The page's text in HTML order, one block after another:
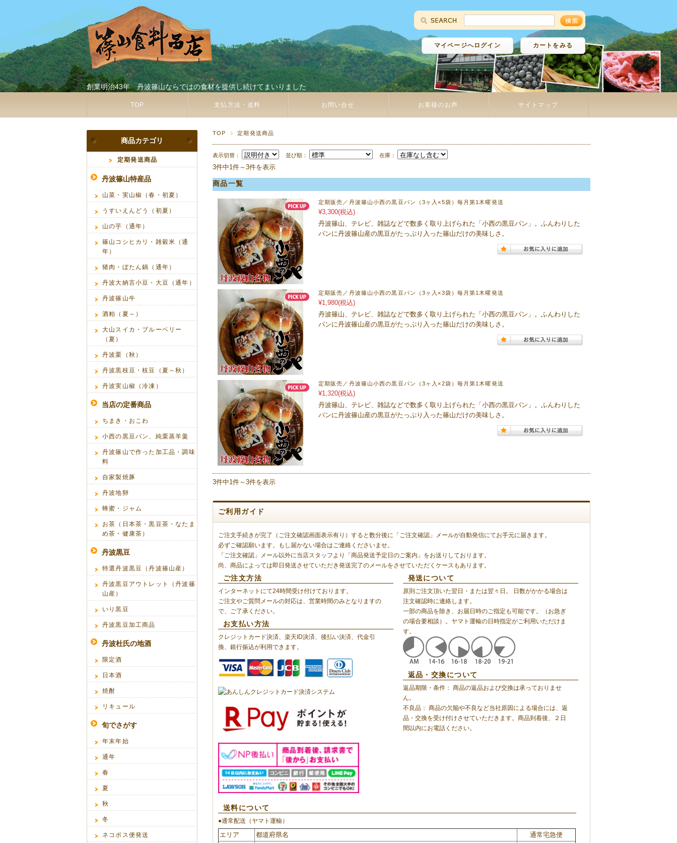
マイページへログイン カートをみる
創業明治43年 丹波篠山ならではの食材を提供し続けてまいりました
TOP 支払方法・送料 お問い合せ お客様のお声 サイトマップ
TOP 定期発送商品
表示切替： 並び順： 在庫：
3件中1件～3件を表示
商品一覧
定期販売／丹波篠山小西の黒豆パン（3ヶ入×5袋）毎月第1木曜発送
¥3,300(税込)
丹波篠山、テレビ、雑誌などで数多く取り上げられた「小西の黒豆パン」。ふんわりした
パンに丹波篠山産の黒豆がたっぷり入った篠山だけの美味しさ。
定期販売／丹波篠山小西の黒豆パン（3ヶ入×3袋）毎月第1木曜発送
¥1,980(税込)
丹波篠山、テレビ、雑誌などで数多く取り上げられた「小西の黒豆パン」。ふんわりした
パンに丹波篠山産の黒豆がたっぷり入った篠山だけの美味しさ。
定期販売／丹波篠山小西の黒豆パン（3ヶ入×2袋）毎月第1木曜発送
¥1,320(税込)
丹波篠山、テレビ、雑誌などで数多く取り上げられた「小西の黒豆パン」。ふんわりした
パンに丹波篠山産の黒豆がたっぷり入った篠山だけの美味しさ。
3件中1件～3件を表示
ご利用ガイド
ご注文手続きが完了（ご注文確認画面表示有り）すると数分後に「ご注文確認」メールが自動発信にてお手元に届きます。
必ずご確認願います。もし届かない場合はご連絡くださいませ。
「ご注文確認」メール以外に当店スタッフより「商品発送予定日のご案内」をお送りしております。
尚、商品によっては即日発送させていただき発送完了のメールをさせていただくケースもあります。
ご注文方法
インターネットにて24時間受け付けております。
ご注文やご質問メールの対応は、営業時間のみとなりますの
で、ご了承ください。
お支払い方法
クレジットカード決済、楽天ID決済、後払い決済、代金引
換、銀行振込が利用できます。
発送について
原則ご注文頂いた翌日・または翌々日。 日数がかかる場合は
注文確認時に連絡します。
一部の商品を除き、お届日時のご指定も可能です。（お急ぎ
の場合要相談）。ヤマト運輸の日時指定がご利用いただけま
す。
返品・交換について
返品期限・条件： 商品の返品および交換は承っておりませ
ん。
不良品： 商品の欠陥や不良など当社原因による場合には、返
品・交換を受け付けさせていただきます。商品到着後、２日
間以内にお電話ください。
送料について
●通常配送（ヤマト運輸）
エリア 都道府県名
通常宅急便
商品カテゴリ
定期発送商品
丹波篠山特産品
山菜・実山椒（春・初夏）
うすいえんどう（初夏）
山の芋（通年）
篠山コシヒカリ・雑穀米（通
年）
猪肉・ぼたん鍋（通年）
丹波大納言小豆・大豆（通年）
丹波篠山牛
酒粕（夏～）
大山スイカ・ブルーベリー
（夏）
丹波栗（秋）
丹波黒枝豆・枝豆（夏～秋）
丹波実山椒（冷凍）
当店の定番商品
ちまき・おこわ
小西の黒豆パン、純栗蒸羊羹
丹波篠山で作った加工品・調味
料
自家製焼豚
丹波地卵
蜂蜜・ジャム
お茶（日本茶・黒豆茶・なたま
め茶・健康茶）
丹波黒豆
特選丹波黒豆（丹波篠山産）
丹波黒豆アウトレット（丹波篠
山産）
いり黒豆
丹波黒豆加工商品
丹波杜氏の地酒
限定酒
日本酒
焼酎
リキュール
旬でさがす
年末年始
通年
春
夏
秋
冬
ネコポス便発送